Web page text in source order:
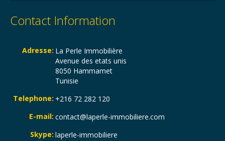
Contact Information
Adresse: La Perle Immobilière
Avenue des etats unis
8050 Hammamet
Tunisie
Telephone: +216 72 282 120
E-mail: contact@laperle-immobiliere.com
Skype: laperle-immobiliere